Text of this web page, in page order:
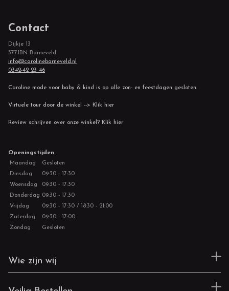
Contact
Dijkje 13
3771BN Barneveld
info@carolinebarneveld.nl
0342-42 23 46
Caroline mode voor baby & kind is op alle zon- en feestdagen gesloten.
Virtuele tour door de winkel --> Klik hier
Review schrijven over onze winkel? Klik hier
Openingstijden
Maandag
Gesloten
Dinsdag
09:30 - 17:30
Woensdag
09:30 - 17:30
Donderdag 09:30 - 17:30
Vrijdag
09:30 - 17:30 / 18:30 - 21:00
Zaterdag
09:30 - 17:00
Zondag
Gesloten
Wie zijn wij